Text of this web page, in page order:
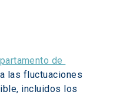
de
las fluctuaciones
incluidos los